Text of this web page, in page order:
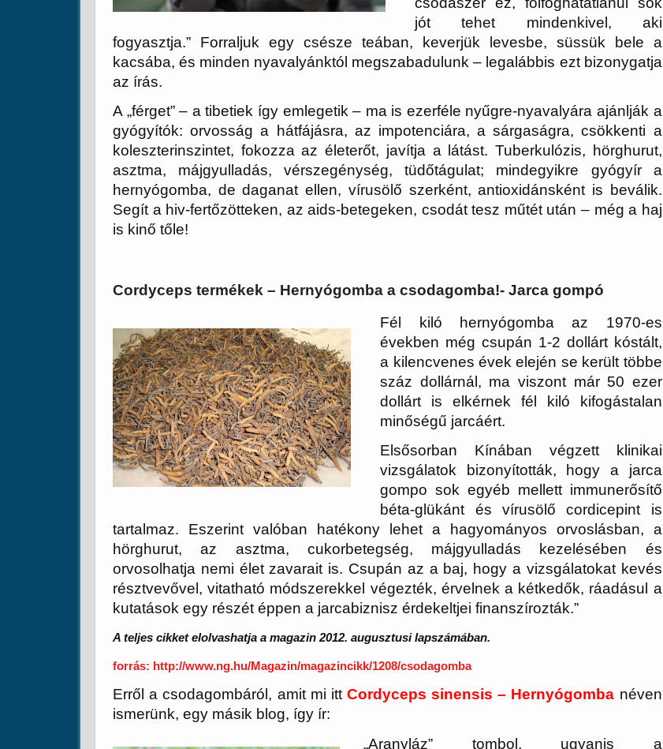
jót tehet mindenkivel, aki
fogyasztja.” Forraljuk egy csésze teában, keverjük levesbe, süssük bele a
kacsába, és minden nyavalyánktól megszabadulunk – legalábbis ezt bizonygatja
az írás.
A „férget” – a tibetiek így emlegetik – ma is ezerféle nyűgre-nyavalyára ajánlják a
gyógyítók: orvosság a hátfájásra, az impotenciára, a sárgaságra, csökkenti a
koleszterinszintet, fokozza az életerőt, javítja a látást. Tuberkulózis, hörghurut,
asztma, májgyulladás, vérszegénység, tüdőtágulat; mindegyikre gyógyír a
hernyógomba, de daganat ellen, vírusölő szerként, antioxidánsként is beválik.
Segít a hiv-fertőzötteken, az aids-betegeken, csodát tesz műtét után – még a haj
is kinő tőle!
Cordyceps termékek – Hernyógomba a csodagomba!- Jarca gompó
Fél kiló hernyógomba az 1970-es
években még csupán 1-2 dollárt kóstált,
a kilencvenes évek elején se került többe
száz dollárnál, ma viszont már 50 ezer
dollárt is elkérnek fél kiló kifogástalan
minőségű jarcáért.
Elsősorban Kínában végzett klinikai
vizsgálatok bizonyították, hogy a jarca
gompo sok egyéb mellett immunerősítő
béta-glükánt és vírusölő cordicepint is
tartalmaz. Eszerint valóban hatékony lehet a hagyományos orvoslásban, a
hörghurut, az asztma, cukorbetegség, májgyulladás kezelésében és
orvosolhatja nemi élet zavarait is. Csupán az a baj, hogy a vizsgálatokat kevés
résztvevővel, vitatható módszerekkel végezték, érvelnek a kétkedők, ráadásul a
kutatások egy részét éppen a jarcabiznisz érdekeltjei finanszírozták.”
A teljes cikket elolvashatja a magazin 2012. augusztusi lapszámában.
forrás: http://www.ng.hu/Magazin/magazincikk/1208/csodagomba
Erről a csodagombáról, amit mi itt Cordyceps sinensis – Hernyógomba néven
ismerünk, egy másik blog, így ír:
„Aranyláz” tombol, ugyanis a